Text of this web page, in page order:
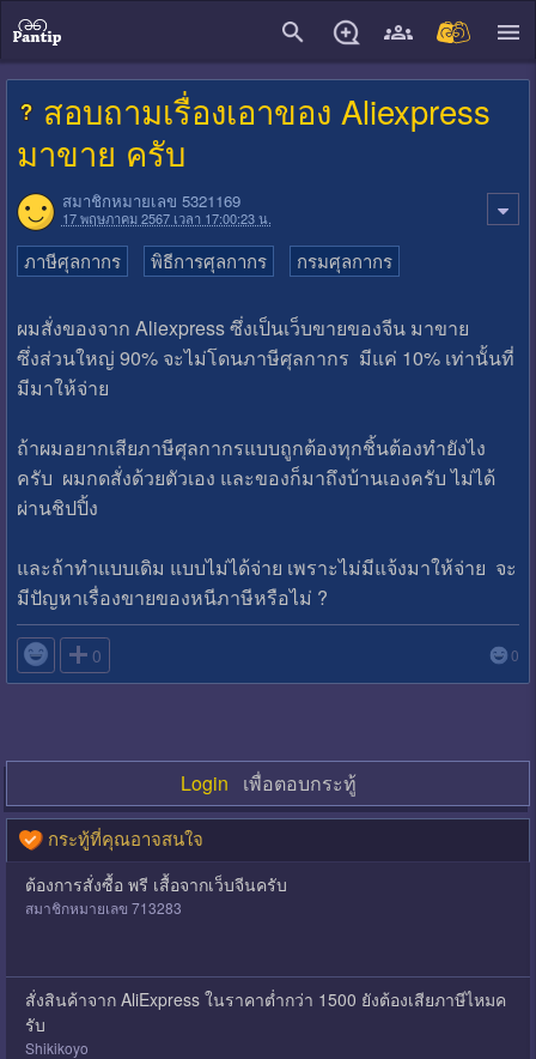
สอบถามเรื่องเอาของ Aliexpress
มาขาย ครับ
สมาชิกหมายเลข 5321169
17 พฤษภาคม 2567 เวลา 17:00:23 น.
ภาษีศุลกากร พิธีการศุลกากร กรมศุลกากร
ผมสั่งของจาก Aliexpress ซึ่งเป็นเว็บขายของจีน มาขาย
ซึ่งส่วนใหญ่ 90% จะไม่โดนภาษีศุลกากร มีแค่ 10% เท่านั้นที่
มีมาให้จ่าย
ถ้าผมอยากเสียภาษีศุลกากรแบบถูกต้องทุกชิ้นต้องทำยังไง
ครับ ผมกดสั่งด้วยตัวเอง และของก็มาถึงบ้านเองครับ ไม่ได้
ผ่านชิปปิ้ง
และถ้าทำแบบเดิม แบบไม่ได้จ่าย เพราะไม่มีแจ้งมาให้จ่าย จะ
มีปัญหาเรื่องขายของหนีภาษีหรือไม่ ?
 0 0
Login เพื่อตอบกระทู้
กระทู้ที่คุณอาจสนใจ
ต้องการสั่งซื้อ พรี เสื้อจากเว็บจีนครับ
สมาชิกหมายเลข 713283
สั่งสินค้าจาก AliExpress ในราคาต่ำกว่า 1500 ยังต้องเสียภาษีไหมค
รับ
Shikikoyo
close